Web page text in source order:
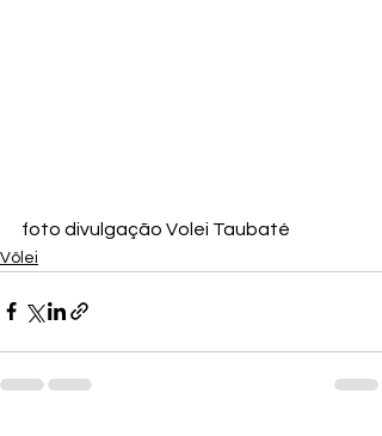
foto divulgação Volei Taubaté
Vôlei